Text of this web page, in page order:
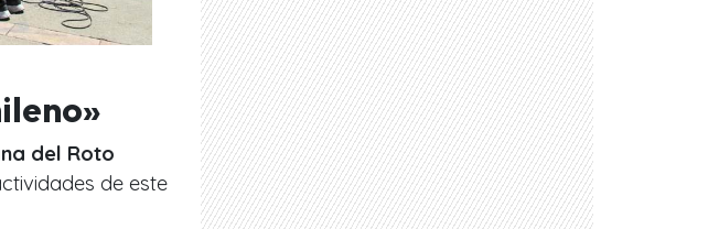
del Roto
de este